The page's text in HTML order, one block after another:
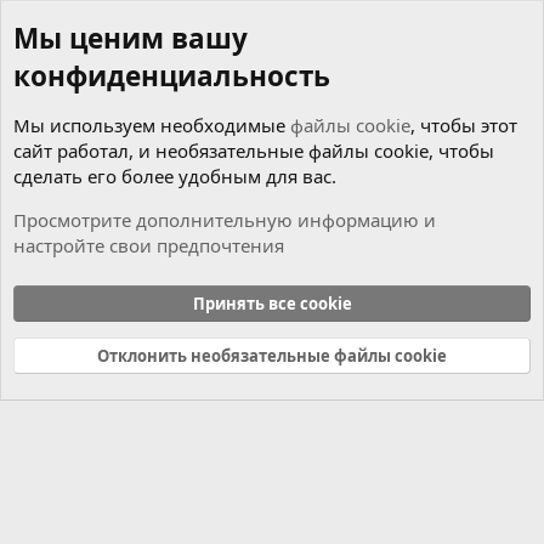
Cookies
Russian (RU)
Связь с нами
Условия и правила
Политика конфиденциальности
Справка Главная
R
Мы ценим вашу
конфиденциальность
Мы используем необходимые файлы cookie, чтобы этот
сайт работал, и необязательные файлы cookie, чтобы
сделать его более удобным для вас.
Просмотрите дополнительную информацию и
настройте свои предпочтения
Принять все cookie
Отклонить необязательные файлы cookie